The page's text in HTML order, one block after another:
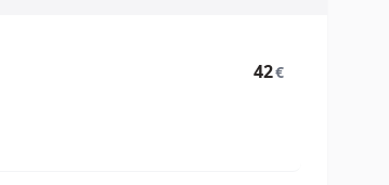
42€